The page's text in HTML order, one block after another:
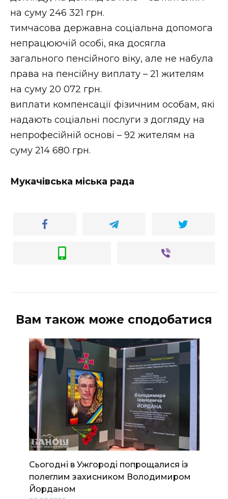
на суму 246 321 грн.
тимчасова державна соціальна допомога
непрацюючій особі, яка досягла
загального пенсійного віку, але не набула
права на пенсійну виплату – 21 жителям
на суму 20 072 грн.
виплати компенсації фізичним особам, які
надають соціальні послуги з догляду на
непрофесійній основі – 92 жителям на
суму 214 680 грн.
Мукачівська міська рада
Вам також може сподобатися
Сьогодні в Ужгороді попрощалися із
полеглим захисником Володимиром
Йорданом